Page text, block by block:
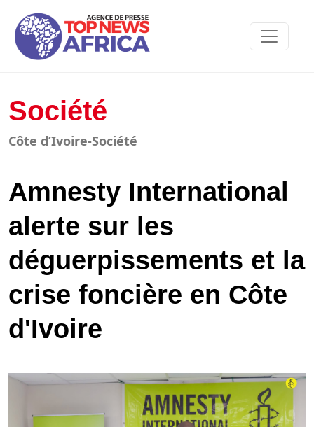
Société
Côte d’Ivoire-Société
Amnesty International
alerte sur les
déguerpissements et la
crise foncière en Côte
d'Ivoire